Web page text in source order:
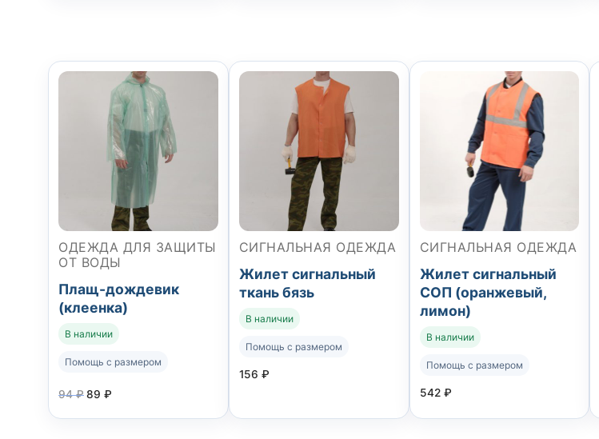
ОДЕЖДА ДЛЯ ЗАЩИТЫ
ОТ ВОДЫ
Плащ-дождевик
(клеенка)
В наличии
Помощь с размером
94₽89 ₽
СИГНАЛЬНАЯ ОДЕЖДА
Жилет сигнальный
ткань бязь
В наличии
Помощь с размером
156 ₽
СИГНАЛЬНАЯ ОДЕЖДА
Жилет сигнальный
СОП (оранжевый,
лимон)
В наличии
Помощь с размером
542 ₽